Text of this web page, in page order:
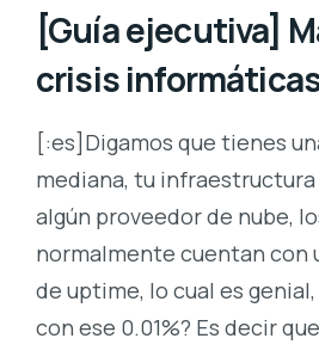
[Guía ejecutiva]
crisis informáticas
[:es]Digamos que tienes
mediana, tu
algún proveedor de nube,
normalmente cuentan con
de uptime, lo cual es
con ese 0.01%? Es decir